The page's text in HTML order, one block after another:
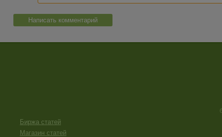
Написать комментарий
Биржа статей
Магазин статей